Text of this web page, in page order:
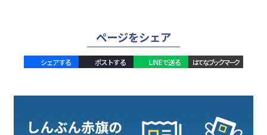
ページをシェア
シェアする ポストする LINEで送る はてなブックマーク